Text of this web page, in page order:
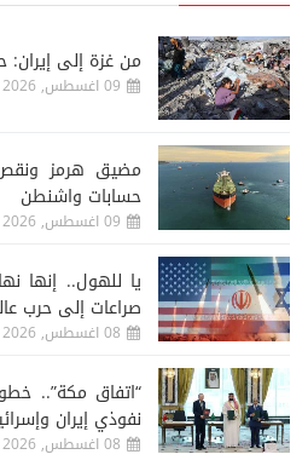
من غزة إلى إيران:
09 اغسطس, 2026
مضيق هرمز ونقص
حسابات واشنطن
09 اغسطس, 2026
صراعات إلى حرب
08 اغسطس, 2026
“اتفاق مكة”..
نفوذي إيران
08 اغسطس, 2026